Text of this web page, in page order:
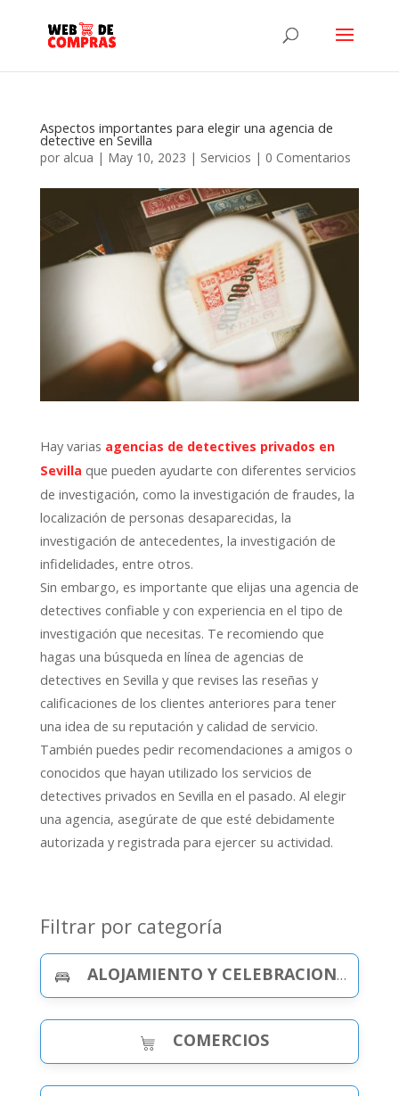
Aspectos importantes para elegir una agencia de
detective en Sevilla
por alcua | May 10, 2023 | Servicios | 0 Comentarios
Hay varias agencias de detectives privados en
Sevilla que pueden ayudarte con diferentes servicios
de investigación, como la investigación de fraudes, la
localización de personas desaparecidas, la
investigación de antecedentes, la investigación de
infidelidades, entre otros.
Sin embargo, es importante que elijas una agencia de
detectives confiable y con experiencia en el tipo de
investigación que necesitas. Te recomiendo que
hagas una búsqueda en línea de agencias de
detectives en Sevilla y que revises las reseñas y
calificaciones de los clientes anteriores para tener
una idea de su reputación y calidad de servicio.
También puedes pedir recomendaciones a amigos o
conocidos que hayan utilizado los servicios de
detectives privados en Sevilla en el pasado. Al elegir
una agencia, asegúrate de que esté debidamente
autorizada y registrada para ejercer su actividad.
Filtrar por categoría
ALOJAMIENTO Y CELEBRACIONES
COMERCIOS